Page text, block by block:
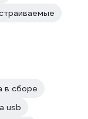
в сборе
usb